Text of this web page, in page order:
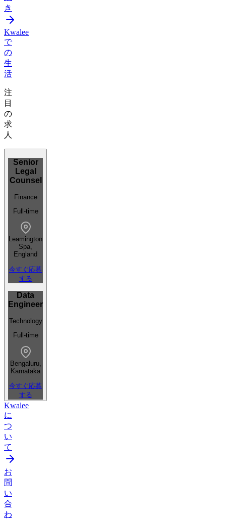
き
Kwalee
で
の
生
活
注
目
の
求
人
Senior
Legal
Counsel
Finance
Full-time
Leamington
Spa,
England
今すぐ応募
する
Data
Engineer
Technology
Full-time
Bengaluru,
Karnataka
今すぐ応募
する
Kwalee
に
つ
い
て
お
問
い
合
わ